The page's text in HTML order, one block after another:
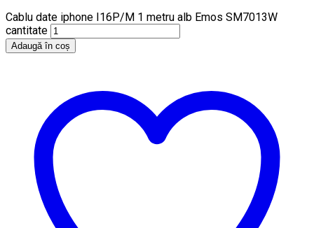
Cablu date iphone I16P/M 1 metru alb Emos SM7013W
cantitate
Adaugă în coș